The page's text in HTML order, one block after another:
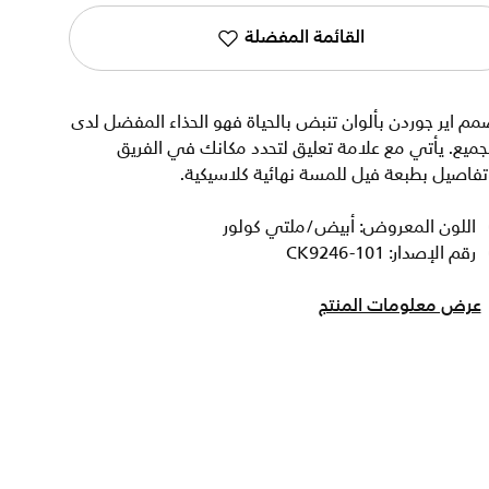
القائمة المفضلة
اير جوردن بألوان تنبض بالحياة فهو الحذاء المفضل لدى
يأتي مع علامة تعليق لتحدد مكانك في الفريق
بطبعة فيل للمسة نهائية كلاسيكية.
اللون المعروض: أبيض/ملتي كولور
رقم الإصدار: CK9246-101
عرض معلومات المنتج